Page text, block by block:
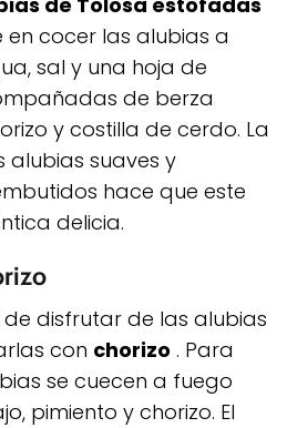
en cocer las alubias a
sal y una hoja de
de berza
​​y costilla de cerdo. La
suaves y
hace que este
delicia.
disfrutar de las alubias
con chorizo . Para
se cuecen a fuego
pimiento y chorizo. El